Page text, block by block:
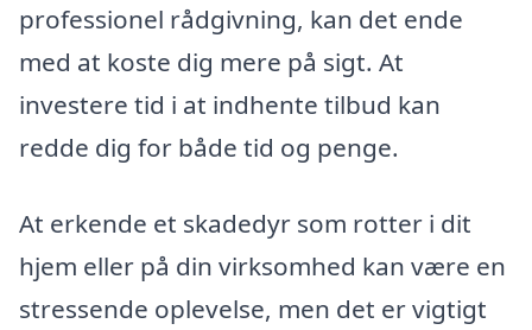
professionel rådgivning, kan det ende
med at koste dig mere på sigt. At
investere tid i at indhente tilbud kan
redde dig for både tid og penge.
At erkende et skadedyr som rotter i dit
hjem eller på din virksomhed kan være en
stressende oplevelse, men det er vigtigt